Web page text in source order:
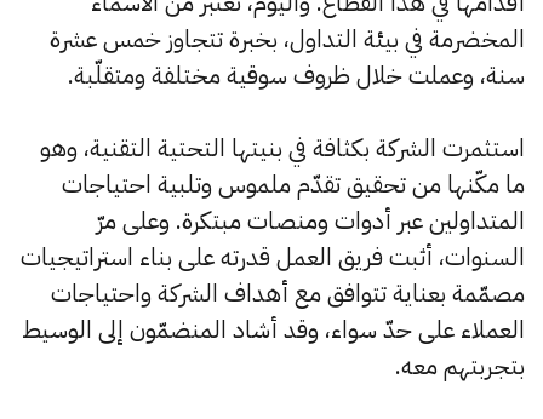
المخضرمة في بيئة التداول، بخبرة تتجاوز خمس عشرة
سنة، وعملت خلال ظروف سوقية مختلفة ومتقلّبة.
استثمرت الشركة بكثافة في بنيتها التحتية التقنية، وهو
ما مكّنها من تحقيق تقدّم ملموس وتلبية احتياجات
المتداولين عبر أدوات ومنصات مبتكرة. وعلى مرّ
السنوات، أثبت فريق العمل قدرته على بناء استراتيجيات
مصمّمة بعناية تتوافق مع أهداف الشركة واحتياجات
العملاء على حدّ سواء، وقد أشاد المنضمّون إلى الوسيط
بتجربتهم معه.